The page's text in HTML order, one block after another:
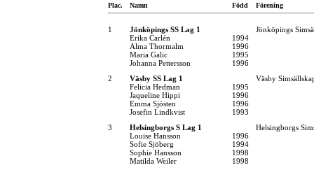
Plac. Namn Född Förening
1 Jönköpings SS Lag 1
Jönköpings
Erika Carlén
1994
Alma Thormalm
1996
Maria Galic
1995
Johanna Pettersson
1996
2
Väsby SS Lag 1
Väsby
Felicia Hedman
1995
Jaqueline Hippi
1996
Emma Sjösten
1996
Josefin Lindkvist
1993
3
Helsingborgs S Lag 1
Helsingborgs
Louise Hansson
1996
Sofie Sjöberg
1994
Sophie Hansson
1998
Matilda Weiler
1998